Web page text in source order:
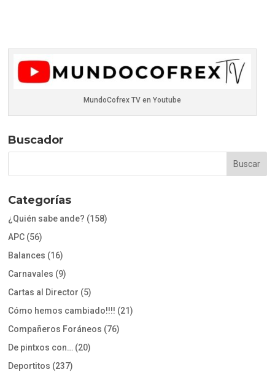
MundoCofrex TV en Youtube
Buscador
Categorías
¿Quién sabe ande? (158)
APC (56)
Balances (16)
Carnavales (9)
Cartas al Director (5)
Cómo hemos cambiado!!!! (21)
Compañeros Foráneos (76)
De pintxos con… (20)
Deportitos (237)